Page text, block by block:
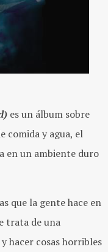
es un álbum sobre
comida y agua, el
en un ambiente duro
que la gente hace en
trata de una
hacer cosas horribles